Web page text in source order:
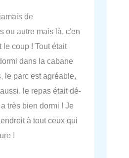
de
ou autre mais là, c'en
le coup ! Tout était
dans la cabane
le parc est agréable,
le repas était dé-
très bien dormi ! Je
à tout ceux qui
!